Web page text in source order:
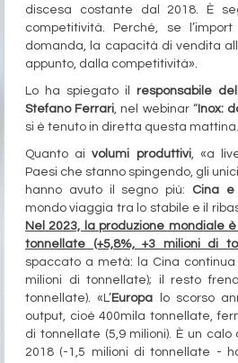
discesa costante dal 2018. È
competitività. Perché, se
domanda, la capacità di vendita
appunto, dalla competitività».
Lo ha spiegato il responsabile
Stefano Ferrari, nel webinar “Inox:
si è tenuto in diretta questa mattina.
Quanto aivolumi produttivi, «a
Paesi che stanno spingendo, gli
hanno avuto il segno più: Cina e
mondo viaggia tra lo stabile e il
Nel 2023, la produzione mondiale
tonnellate (+5,8%, +3 milioni di
spaccato a metà: la Cina continua
milioni di tonnellate); il resto
tonnellate). «L’Europa lo scorso
output, cioè 400mila tonnellate,
di tonnellate (5,9 milioni). È un calo
2018 (-1,5 milioni di tonnellate -